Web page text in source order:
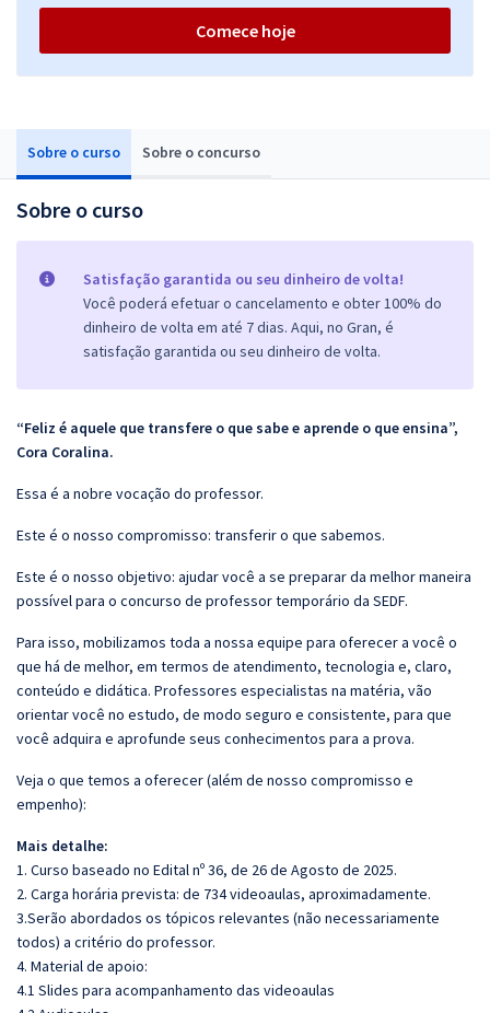
Sobre o curso Sobre o concurso
Sobre o curso
Satisfação garantida ou seu dinheiro de volta!
Você poderá efetuar o cancelamento e obter 100% do
dinheiro de volta em até 7 dias. Aqui, no Gran, é
satisfação garantida ou seu dinheiro de volta.
“Feliz é aquele que transfere o que sabe e aprende o que ensina”,
Cora Coralina.
Essa é a nobre vocação do professor.
Este é o nosso compromisso: transferir o que sabemos.
Este é o nosso objetivo: ajudar você a se preparar da melhor maneira
possível para o concurso de professor temporário da SEDF.
Para isso, mobilizamos toda a nossa equipe para oferecer a você o
que há de melhor, em termos de atendimento, tecnologia e, claro,
conteúdo e didática. Professores especialistas na matéria, vão
orientar você no estudo, de modo seguro e consistente, para que
você adquira e aprofunde seus conhecimentos para a prova.
Veja o que temos a oferecer (além de nosso compromisso e
empenho):
Mais detalhe:
1. Curso baseado no Edital nº 36, de 26 de Agosto de 2025.
2. Carga horária prevista: de 734 videoaulas, aproximadamente.
3.Serão abordados os tópicos relevantes (não necessariamente
todos) a critério do professor.
4. Material de apoio:
4.1 Slides para acompanhamento das videoaulas
Comece hoje